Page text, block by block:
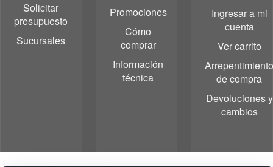
Solicitar
presupuesto
Sucursales
Promociones
Cómo
comprar
Información
técnica
Ingresar a mi
cuenta
Ver carrito
de compra
Devoluciones y
cambios